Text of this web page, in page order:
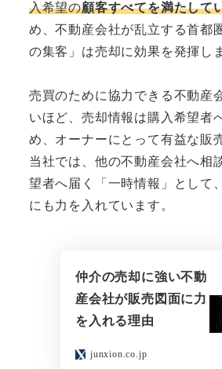
入希望の顧客すべてを満たして
め、不動産会社が乱立する首都
の集客」は売却に効果を発揮し
売買のために協力できる不動産
いほど、売却情報は購入希望者
め、オーナーにとって有益な販
当社では、他の不動産会社へ相
望者へ届く「一時情報」として
にも力を入れています。
仲介の売却に強い不動
産会社が販売図面に力
を入れる理由
junxion.co.jp